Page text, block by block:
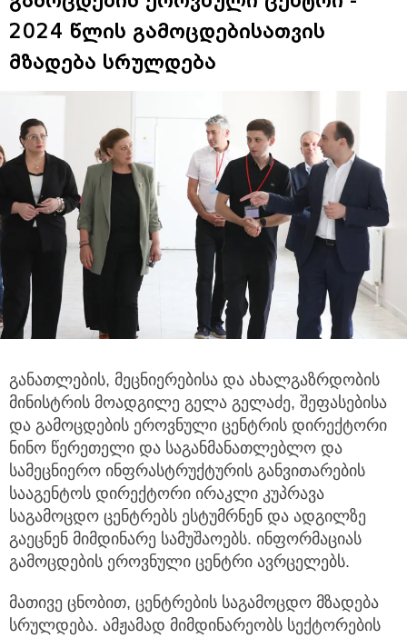
2024 წლის გამოცდებისათვის
მზადება სრულდება
განათლების, მეცნიერებისა და ახალგაზრდობის
მინისტრის მოადგილე გელა გელაძე, შეფასებისა
და გამოცდების ეროვნული ცენტრის დირექტორი
ნინო წერეთელი და საგანმანათლებლო და
სამეცნიერო ინფრასტრუქტურის განვითარების
სააგენტოს დირექტორი ირაკლი კუპრავა
საგამოცდო ცენტრებს ესტუმრნენ და ადგილზე
გაეცნენ მიმდინარე სამუშაოებს. ინფორმაციას
გამოცდების ეროვნული ცენტრი ავრცელებს.
მათივე ცნობით, ცენტრების საგამოცდო მზადება
სრულდება. ამჟამად მიმდინარეობს სექტორების